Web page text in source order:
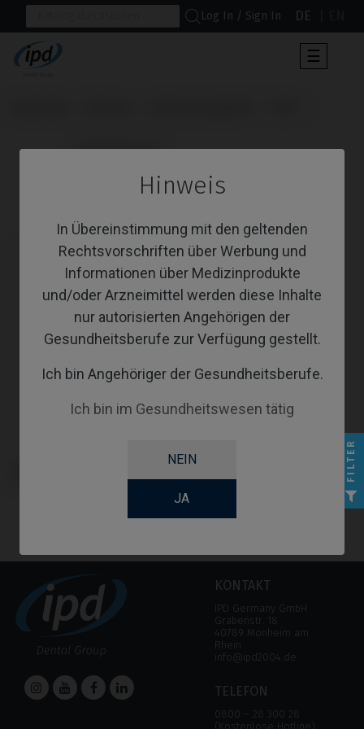
Hinweis
In Übereinstimmung mit den geltenden
Rechtsvorschriften über Werbung und
Informationen über Medizinprodukte
und/oder Arzneimittel werden diese Inhalte
nur autorisierten Angehörigen der
Gesundheitsberufe zur Verfügung gestellt.
Ich bin Angehöriger der Gesundheitsberufe.
Ich bin im Gesundheitswesen tätig
NEIN
JA
Log In / Sign In DE
der
☰
                      Gingivaformer
KONTAKT
IPD Germany GmbH
Grabenstr. 18
40789 Monheim am
Rhein
info@ipd2004.de
TELEFON
0800 – 28 300 28
(Kostenlose Hotline)
FILTER